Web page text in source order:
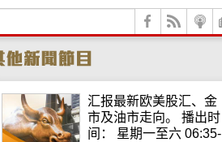
汇报最新欧美股汇、金
市及油市走向。 播出时
间： 星期一至六 06:35-